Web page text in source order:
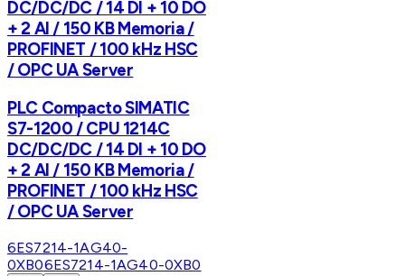
DC/DC/DC / 14 DI + 10 DO
+ 2 AI / 150 KB Memoria /
PROFINET / 100 kHz HSC
/ OPC UA Server
PLC Compacto SIMATIC
S7-1200 / CPU 1214C
DC/DC/DC / 14 DI + 10 DO
+ 2 AI / 150 KB Memoria /
PROFINET / 100 kHz HSC
/ OPC UA Server
6ES7214-1AG40-
0XB06ES7214-1AG40-0XB0